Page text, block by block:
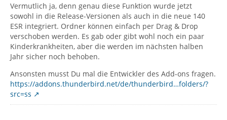
Vermutlich ja, denn genau diese Funktion wurde jetzt
sowohl in die Release-Versionen als auch in die neue 140
ESR integriert. Ordner können einfach per Drag & Drop
verschoben werden. Es gab oder gibt wohl noch ein paar
Kinderkrankheiten, aber die werden im nächsten halben
Jahr sicher noch behoben.
Ansonsten musst Du mal die Entwickler des Add-ons fragen.
https://addons.thunderbird.net/de/thunderbird…folders/?
src=ss